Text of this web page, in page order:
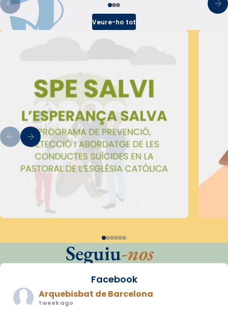
Veure-ho tot
Seguiu-nos
Facebook
Arquebisbat de Barcelona
1 week ago